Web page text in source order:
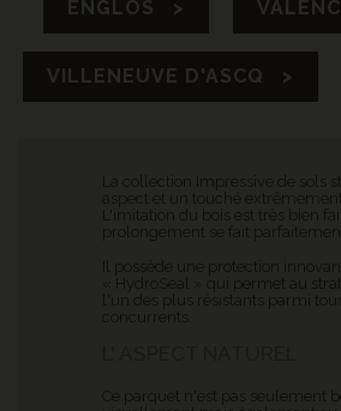
ENGLOS >
VILLENEUVE D'ASCQ >
La collection Impressive de sols
aspect et un touché
L'imitation du bois est très bien
prolongement se fait
Il possède une protection
« HydroSeal » qui permet au
l'un des plus résistants parmi tous
concurrents.
Ce parquet n'est pas seulement